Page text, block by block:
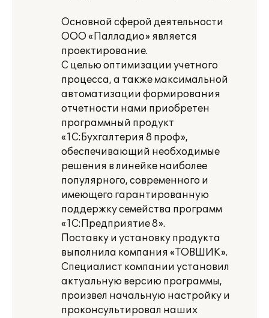
Основной сферой деятельности
ООО «Палладио» является
проектирование.
С целью оптимизации учетного
процесса, а также максимальной
автоматизации формирования
отчетности нами приобретен
программный продукт
«1С:Бухгалтерия 8 проф»,
обеспечивающий необходимые
решения в линейке наиболее
популярного, современного и
имеющего гарантированную
поддержку семейства программ
«1С:Предприятие 8».
Поставку и установку продукта
выполнила компания «ТОВШИК».
Специалист компании установил
актуальную версию программы,
произвел начальную настройку и
проконсультировал наших